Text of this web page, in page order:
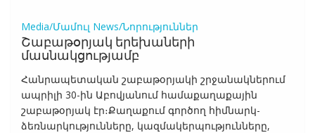
Media/Մամուլ News/Նորություններ
Շաբաթօրյակ երեխաների
մասնակցությամբ
Հանրապետական շաբաթօրյակի շրջանակներում
ապրիլի 30-ին Աբովյանում համաքաղաքային
շաբաթօրյակ էր։Քաղաքում գործող հիմնարկ-
ձեռնարկությունները, կազմակերպությունները,